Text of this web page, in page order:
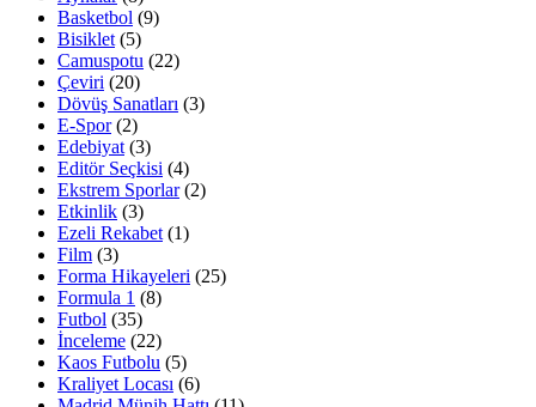
Basketbol (9)
Bisiklet (5)
Camuspotu (22)
Çeviri (20)
Dövüş Sanatları (3)
E-Spor(2)
Edebiyat (3)
Editör Seçkisi (4)
Ekstrem Sporlar(2)
Etkinlik (3)
Ezeli Rekabet (1)
Film (3)
Forma Hikayeleri (25)
Formula 1 (8)
Futbol (35)
İnceleme (22)
Kaos Futbolu (5)
Kraliyet Locası (6)